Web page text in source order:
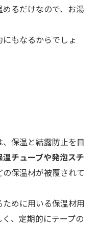
るだけなので、お湯
もなるからでしょ
保温と結露防止を目
チューブや発泡スチ
の保温材が被覆されて
めに用いる保温材用
、定期的にテープの